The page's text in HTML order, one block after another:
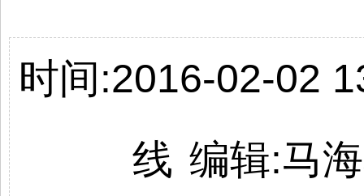
时间:2016-02-02
线 编辑:马